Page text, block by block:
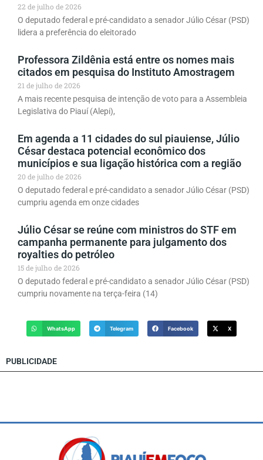
22 de julho de 2026
O deputado federal e pré-candidato a senador Júlio César (PSD)
lidera a preferência do eleitorado
Professora Zildênia está entre os nomes mais
citados em pesquisa do Instituto Amostragem
21 de julho de 2026
A mais recente pesquisa de intenção de voto para a Assembleia
Legislativa do Piauí (Alepi),
Em agenda a 11 cidades do sul piauiense, Júlio
César destaca potencial econômico dos
municípios e sua ligação histórica com a região
20 de julho de 2026
O deputado federal e pré-candidato a senador Júlio César (PSD)
cumpriu agenda em onze cidades
Júlio César se reúne com ministros do STF em
campanha permanente para julgamento dos
royalties do petróleo
15 de julho de 2026
O deputado federal e pré-candidato a senador Júlio César (PSD)
cumpriu novamente na terça-feira (14)
WhatsApp Telegram Facebook X
PUBLICIDADE